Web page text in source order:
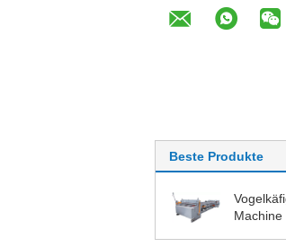
Beste Produkte
Machine